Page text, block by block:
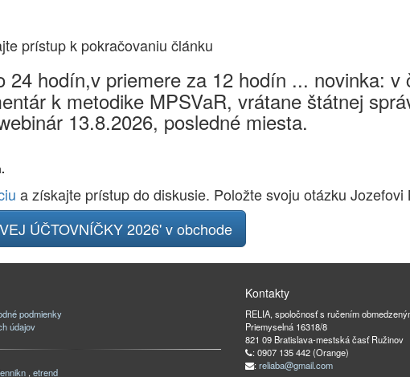
prístup k pokračovaniu článku
24 hodín,v priemere za 12 hodín ... novinka:
k metodike MPSVaR, vrátane štátnej
13.8.2026, posledné miesta.
a získajte prístup do diskusie. Položte svoju otázku Jozefovi
ÚČTOVNÍČKY 2026' v obchode
podmienky
údajov
, etrend
Kontakty
RELIA, spoločnosť s ručením
Priemyselná 16318/8
821 09 Bratislava-mestská časť Ružinov
: 0907 135 442 (Orange)
: reliaba@gmail.com